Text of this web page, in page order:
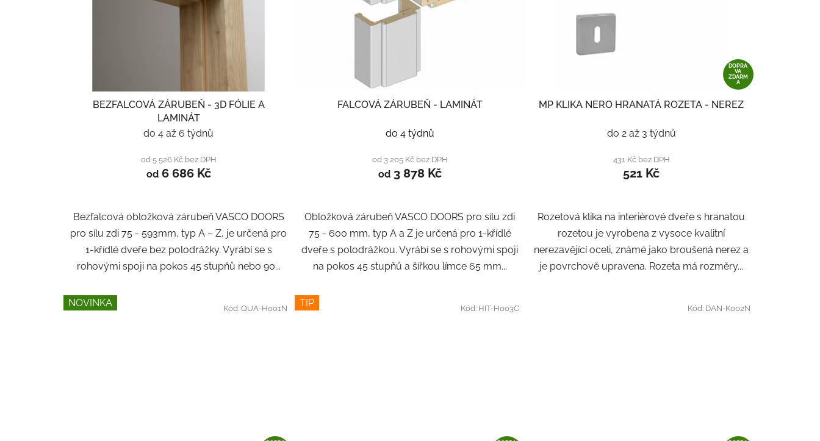
BEZFALCOVÁ ZÁRUBEŇ - 3D FÓLIE A
LAMINÁT
do 4 až 6 týdnů
od 5 526 Kč bez DPH
od6 686 Kč
Bezfalcová obložková zárubeň VASCO DOORS
pro sílu zdi 75 - 593mm, typ A – Z, je určená pro
1-křídlé dveře bez polodrážky. Vyrábí se s
rohovými spoji na pokos 45 stupňů nebo 90...
FALCOVÁ ZÁRUBEŇ - LAMINÁT
do 4 týdnů
od 3 205 Kč bez DPH
od3 878 Kč
Obložková zárubeň VASCO DOORS pro sílu zdi
75 - 600 mm, typ A a Z je určená pro 1-křídlé
dveře s polodrážkou. Vyrábí se s rohovými spoji
na pokos 45 stupňů a šířkou límce 65 mm...
DOPRA
VA
ZDARM
A
MP KLIKA NERO HRANATÁ ROZETA - NEREZ
do 2 až 3 týdnů
431 Kč bez DPH
521 Kč
Rozetová klika na interiérové ​​dveře s hranatou
rozetou je vyrobena z vysoce kvalitní
nerezavějící oceli, známé jako broušená nerez a
je povrchově upravena. Rozeta má rozměry...
NOVINKA Kód:QUA-H001N TIP Kód: HIT-H003C Kód: DAN-K002N